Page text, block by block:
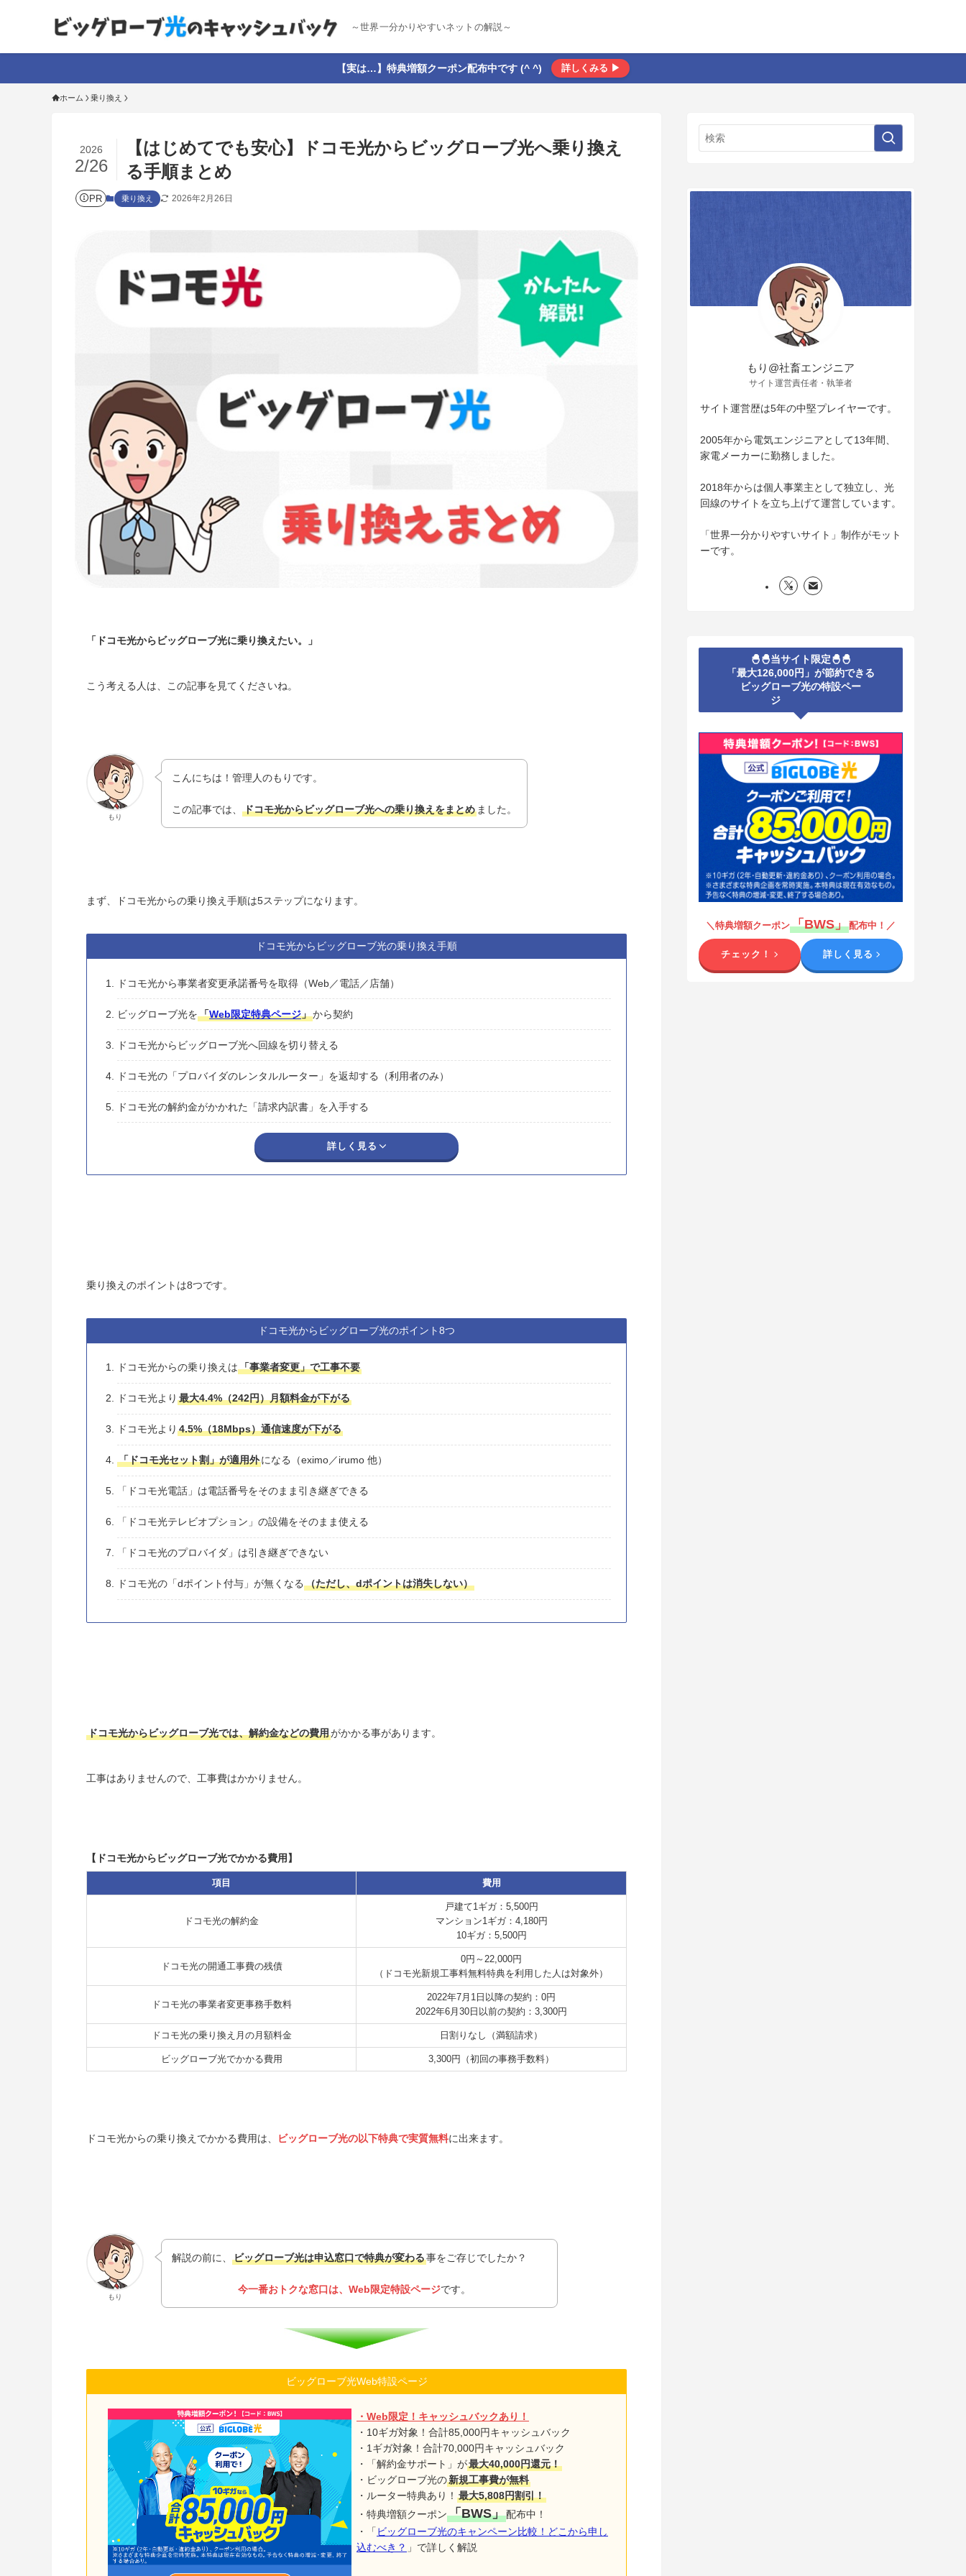
～世界一分かりやすいネットの解説～
【実は…】特典増額クーポン配布中です (^ ^) 詳しくみる ▶
ホーム 乗り換え
【はじめてでも安心】ドコモ光からビッグローブ光へ乗り換え
る手順まとめ
2026
2/26
PR 乗り換え 2026年2月26日
「ドコモ光からビッグローブ光に乗り換えたい。」
こう考える人は、この記事を見てくださいね。
もり
こんにちは！管理人のもりです。
この記事では、 ドコモ光からビッグローブ光への乗り換えをまとめ ました。
まず、ドコモ光からの乗り換え手順は5ステップになります。
ドコモ光からビッグローブ光の乗り換え手順
ドコモ光から事業者変更承諾番号を取得（Web／電話／店舗）
ビッグローブ光を「Web限定特典ページ」から契約
ドコモ光からビッグローブ光へ回線を切り替える
ドコモ光の「プロバイダのレンタルルーター」を返却する（利用者のみ）
ドコモ光の解約金がかかれた「請求内訳書」を入手する
詳しく見る
乗り換えのポイントは8つです。
ドコモ光からビッグローブ光のポイント8つ
ドコモ光からの乗り換えは「事業者変更」で工事不要
ドコモ光より 最大4.4%（242円）月額料金が下がる
ドコモ光より 4.5%（18Mbps）通信速度が下がる
「ドコモ光セット割」が適用外になる（eximo／irumo 他）
「ドコモ光電話」は電話番号をそのまま引き継ぎできる
「ドコモ光テレビオプション」の設備をそのまま使える
「ドコモ光のプロバイダ」は引き継ぎできない
ドコモ光の「dポイント付与」が無くなる （ただし、dポイントは消失しない）
ドコモ光からビッグローブ光では、解約金などの費用がかかる事があります。
工事はありませんので、工事費はかかりません。
【ドコモ光からビッグローブ光でかかる費用】
項目 費用
ドコモ光の解約金
戸建て1ギガ：5,500円
マンション1ギガ：4,180円
10ギガ：5,500円
ドコモ光の開通工事費の残債
0円～22,000円
（ドコモ光新規工事料無料特典を利用した人は対象外）
ドコモ光の事業者変更事務手数料
2022年7月1日以降の契約：0円
2022年6月30日以前の契約：3,300円
ドコモ光の乗り換え月の月額料金 日割りなし（満額請求）
ビッグローブ光でかかる費用 3,300円（初回の事務手数料）
ドコモ光からの乗り換えでかかる費用は、 ビッグローブ光の以下特典で実質無料に出来ます。
もり
解説の前に、 ビッグローブ光は申込窓口で特典が変わる事をご存じでしたか？
今一番おトクな窓口は、Web限定特設ページです。
ビッグローブ光Web特設ページ
・Web限定！キャッシュバックあり！
・10ギガ対象！合計85,000円キャッシュバック
・1ギガ対象！合計70,000円キャッシュバック
・「解約金サポート」が最大40,000円還元！
・ビッグローブ光の新規工事費が無料
・ルーター特典あり！ 最大5,808円割引！
・特典増額クーポン「BWS」配布中！
・「 ビッグローブ光のキャンペーン比較！どこから申し
込むべき？ 」で詳しく解説
もり@社畜エンジニア
サイト運営責任者・執筆者
サイト運営歴は5年の中堅プレイヤーです。
2005年から電気エンジニアとして13年間、
家電メーカーに勤務しました。
2018年からは個人事業主として独立し、光
回線のサイトを立ち上げて運営しています。
「世界一分かりやすいサイト」制作がモット
ーです。
🐣🐣当サイト限定🐣🐣
「最大126,000円」が節約できる
ビッグローブ光の特設ペー
ジ
＼特典増額クーポン「BWS」 配布中！／
チェック！ 詳しく見る